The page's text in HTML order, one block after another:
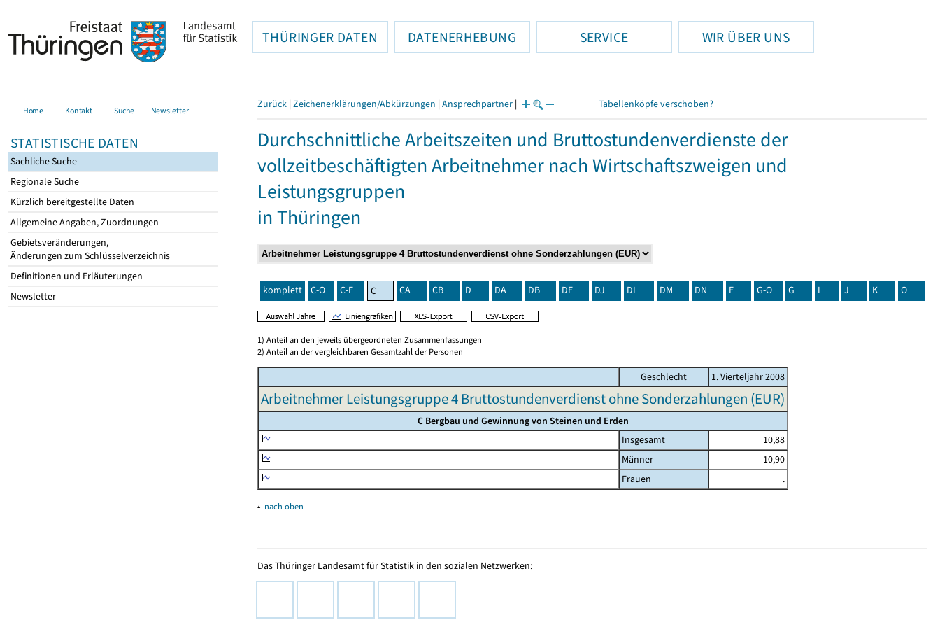
THÜRINGER DATEN DATENERHEBUNG SERVICE WIR ÜBER UNS
Home Kontakt Suche Newsletter
STATISTISCHE DATEN
Sachliche Suche
Regionale Suche
Kürzlich bereitgestellte Daten
Allgemeine Angaben, Zuordnungen
Gebietsveränderungen,
Änderungen zum Schlüsselverzeichnis
Definitionen und Erläuterungen
Newsletter
Zurück | Zeichenerklärungen/Abkürzungen | Ansprechpartner | Tabellenköpfe verschoben?
Durchschnittliche Arbeitszeiten und Bruttostundenverdienste der
vollzeitbeschäftigten Arbeitnehmer nach Wirtschaftszweigen und
Leistungsgruppen
in Thüringen
komplett C-O C-F C CA CB D DA DB DE DJ DL DM DN E G-O G I J K O
1) Anteil an den jeweils übergeordneten Zusammenfassungen
2) Anteil an der vergleichbaren Gesamtzahl der Personen
Geschlecht 1. Vierteljahr 2008
Arbeitnehmer Leistungsgruppe 4 Bruttostundenverdienst ohne Sonderzahlungen (EUR)
C Bergbau und Gewinnung von Steinen und Erden
Insgesamt
10,88
Männer
10,90
Frauen
.
▴ nach oben
Das Thüringer Landesamt für Statistik in den sozialen Netzwerken: